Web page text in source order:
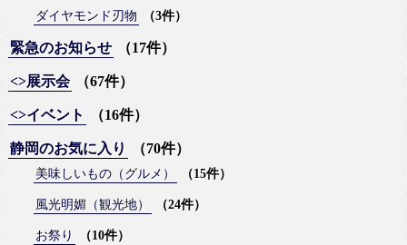
ダイヤモンド刃物 （3件）
緊急のお知らせ （17件）
<>展示会 （67件）
<>イベント （16件）
静岡のお気に入り （70件）
美味しいもの（グルメ） （15件）
風光明媚（観光地） （24件）
お祭り （10件）